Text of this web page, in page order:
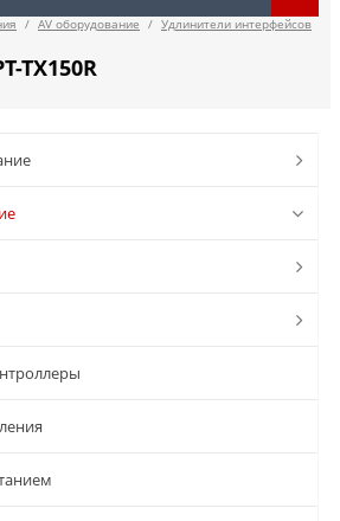
/ AV оборудование / Удлинители интерфейсов
TX150R